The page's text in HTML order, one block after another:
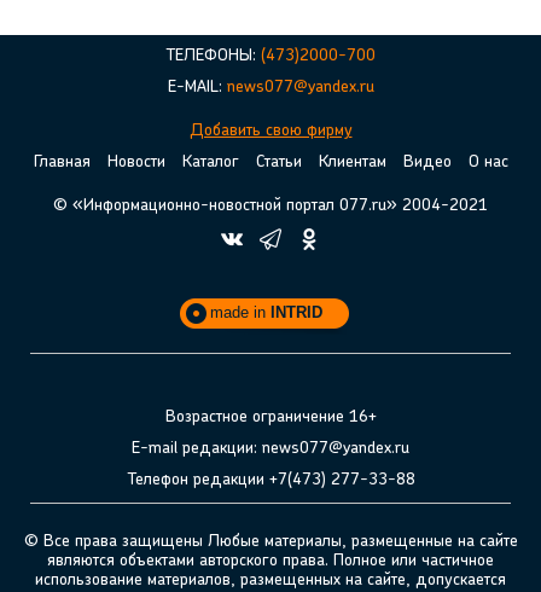
ТЕЛЕФОНЫ: (473)2000-700
E-MAIL: news077@yandex.ru
Добавить свою фирму
Главная
Новости Каталог Статьи Клиентам Видео О нас
© «Информационно-новостной портал 077.ru» 2004-2021
made in INTRID
Возрастное ограничение 16+
E-mail редакции: news077@yandex.ru
Телефон редакции +7(473) 277-33-88
© Все права защищены Любые материалы, размещенные на сайте
являются объектами авторского права. Полное или частичное
использование материалов, размещенных на сайте, допускается